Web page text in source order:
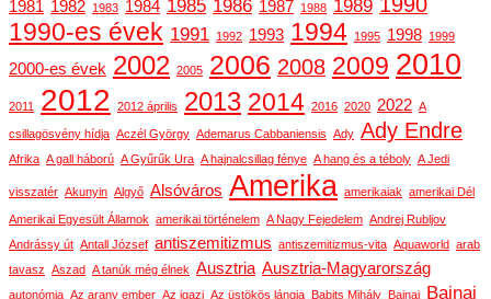
1981 1982 1983 1984 1985 1986 1987 1988 1989
1990-es évek 1991 1992 1993 1994 1995 1998 1999
2000-es évek 2002 2005 2006 2008 2009 2010
2011 2012 2012 április 2013 2014 2016 2020 2022 A
csillagösvény hídja Aczél György Ademarus Cabbaniensis Ady Ady Endre
Afrika A gall háború A Gyűrűk Ura A hajnalcsillag fénye A hang és a téboly A Jedi
visszatér Akunyin Algyő Alsóváros Amerika amerikaiak amerikai Dél
Amerikai Egyesült Államok amerikai történelem A Nagy Fejedelem Andrej Rubljov
Andrássy út Antall József antiszemitizmus antiszemitizmus-vita Aquaworld arab
tavasz Aszad A tanúk még élnek Ausztria Ausztria-Magyarország
autonómia Az arany ember Az igazi Az üstökös lángja Babits Mihály Bajnai Bajnai